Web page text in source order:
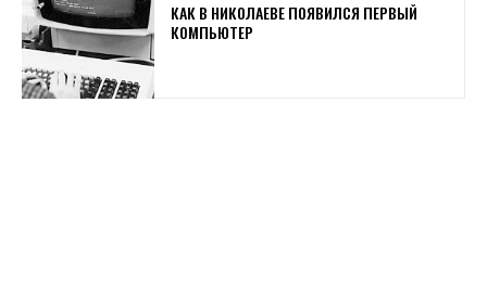
КАК В НИКОЛАЕВЕ ПОЯВИЛСЯ ПЕРВЫЙ
КОМПЬЮТЕР